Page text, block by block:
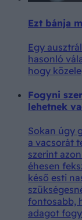
Ezt bánja
Egy
hasonló
hogy
Fogyni
lehetnek
Sokan úgy
a vacsorát
szerint
éhesen
késő esti
fontosabb,
adagot